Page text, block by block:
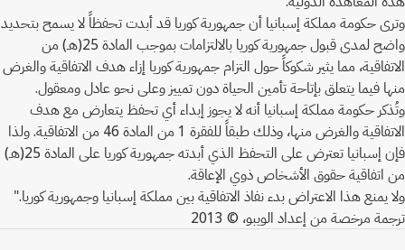
وترى حكومة مملكة إسبانيا أن جمهورية كوريا قد أبدت تحفظاً لا يسمح بتحديد
واضح لمدى قبول جمهورية كوريا بالالتزامات بموجب المادة 25(هـ) من
الاتفاقية، مما يثير شكوكاً حول التزام جمهورية كوريا إزاء هدف الاتفاقية والغرض
منها فيما يتعلق بإتاحة تأمين الحياة دون تمييز وعلى نحو عادل ومعقول.
وتُذكر حكومة مملكة إسبانيا أنه لا يجوز إبداء أي تحفظ يتعارض مع هدف
الاتفاقية والغرض منها، وذلك طبقاً للفقرة 1 من المادة 46 من الاتفاقية. ولذا
فإن إسبانيا تعترض على التحفظ الذي أبدته جمهورية كوريا على المادة 25(هـ)
من اتفاقية حقوق الأشخاص ذوي الإعاقة.
ولا يمنع هذا الاعتراض بدء نفاذ الاتفاقية بين مملكة إسبانيا وجمهورية كوريا."
ترجمة مرخصة من إعداد الويبو، © 2013